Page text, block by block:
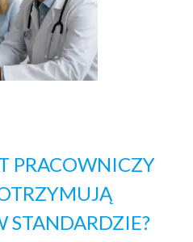
PRACOWNICZY
STANDARDZIE?